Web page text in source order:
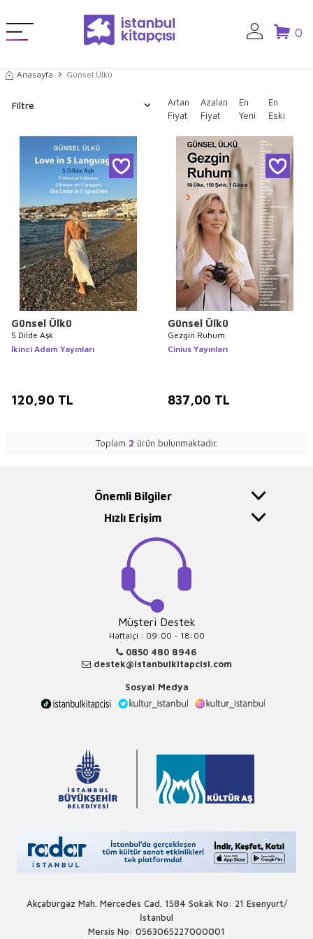
0
Anasayfa Günsel Ülkü
Filtre
Artan
Fiyat
Azalan
Fiyat
En
Yeni
En
Eski
Günsel Ülkü
5 Dilde Aşk
İkinci Adam Yayınları
120,90 TL
Günsel Ülkü
Gezgin Ruhum
Cinius Yayınları
837,00 TL
Toplam 2 ürün bulunmaktadır.
Önemli Bilgiler
Hızlı Erişim
Müşteri Destek
Haftaiçi : 09:00 - 18:00
0850 480 8946
destek@istanbulkitapcisi.com
Sosyal Medya
Akçaburgaz Mah. Mercedes Cad. 1584 Sokak No: 21 Esenyurt/
İstanbul
Mersis No: 0563065227000001